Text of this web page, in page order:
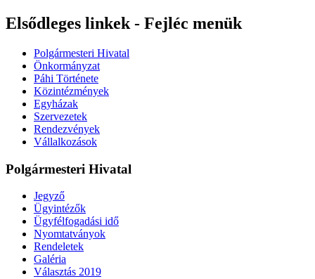
Elsődleges linkek - Fejléc menük
Polgármesteri Hivatal
Önkormányzat
Páhi Története
Közintézmények
Egyházak
Szervezetek
Rendezvények
Vállalkozások
Polgármesteri Hivatal
Jegyző
Ügyintézők
Ügyfélfogadási idő
Nyomtatványok
Rendeletek
Galéria
Választás 2019